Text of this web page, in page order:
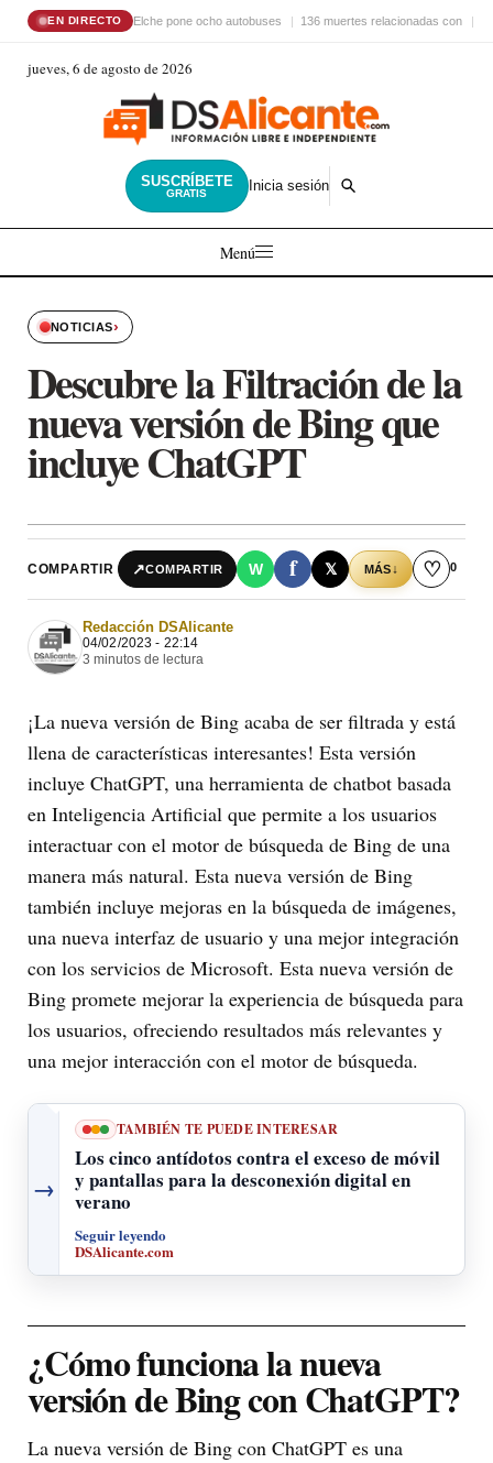
EN DIRECTO Elche pone ocho autobuses 136 muertes relacionadas con
jueves, 6 de agosto de 2026
SUSCRÍBETE
GRATIS Inicia sesión
Menú
NOTICIAS›
Descubre la Filtración de la
nueva versión de Bing que
incluye ChatGPT
COMPARTIR ↗COMPARTIR W f 𝕏 MÁS↓ ♡ 0
Redacción DSAlicante
04/02/2023 - 22:14
3 minutos de lectura
¡La nueva versión de Bing acaba de ser filtrada y está
llena de características interesantes! Esta versión
incluye ChatGPT, una herramienta de chatbot basada
en Inteligencia Artificial que permite a los usuarios
interactuar con el motor de búsqueda de Bing de una
manera más natural. Esta nueva versión de Bing
también incluye mejoras en la búsqueda de imágenes,
una nueva interfaz de usuario y una mejor integración
con los servicios de Microsoft. Esta nueva versión de
Bing promete mejorar la experiencia de búsqueda para
los usuarios, ofreciendo resultados más relevantes y
una mejor interacción con el motor de búsqueda.
→
TAMBIÉN TE PUEDE INTERESAR
Los cinco antídotos contra el exceso de móvil
y pantallas para la desconexión digital en
verano
Seguir leyendo
DSAlicante.com
¿Cómo funciona la nueva
versión de Bing con ChatGPT?
La nueva versión de Bing con ChatGPT es una